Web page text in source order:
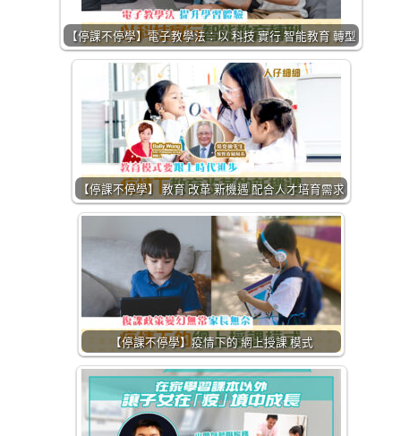
【停課不停學】電子教學法：以 科技 實行 智能教育 轉型
【停課不停學】 教育 改革 新機遇 配合人才培育需求
【停課不停學】疫情下的 網上授課 模式